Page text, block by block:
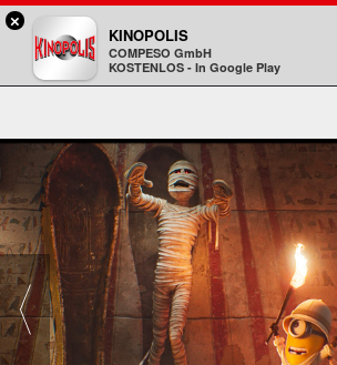
Kinopolis
×
KINOPOLIS
COMPESO GmbH
KOSTENLOS - In Google Play